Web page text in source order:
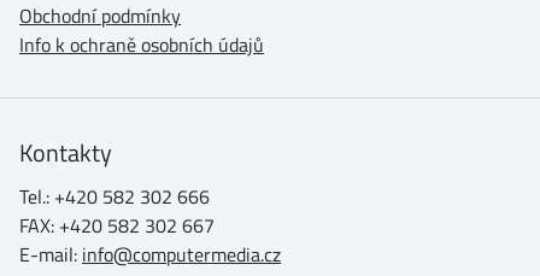
Obchodní podmínky
Info k ochraně osobních údajů
Kontakty
Tel.: +420 582 302 666
FAX: +420 582 302 667
E-mail: info@computermedia.cz